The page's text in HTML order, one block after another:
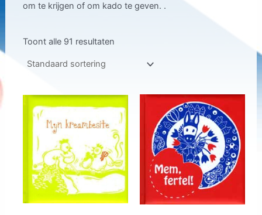
om te krijgen of om kado te geven. .
Toont alle 91 resultaten